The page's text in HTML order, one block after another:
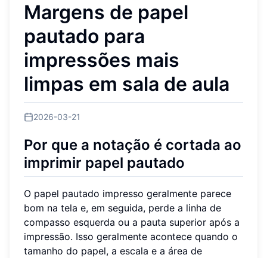
Margens de papel
pautado para
impressões mais
limpas em sala de aula
2026-03-21
Por que a notação é cortada ao
imprimir papel pautado
O papel pautado impresso geralmente parece
bom na tela e, em seguida, perde a linha de
compasso esquerda ou a pauta superior após a
impressão. Isso geralmente acontece quando o
tamanho do papel, a escala e a área de